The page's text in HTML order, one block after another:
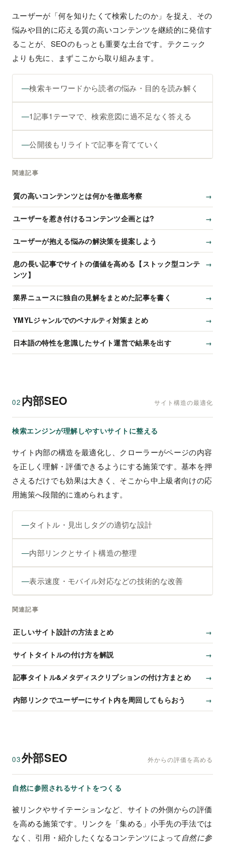
ユーザーが「何を知りたくて検索したのか」を捉え、その
悩みや目的に応える質の高いコンテンツを継続的に発信す
ることが、SEOのもっとも重要な土台です。テクニック
よりも先に、まずここから取り組みます。
検索キーワードから読者の悩み・目的を読み解く
1記事1テーマで、検索意図に過不足なく答える
公開後もリライトで記事を育てていく
関連記事
質の高いコンテンツとは何かを徹底考察
ユーザーを惹き付けるコンテンツ企画とは?
ユーザーが抱える悩みの解決策を提案しよう
息の長い記事でサイトの価値を高める【ストック型コンテ
ンツ】
業界ニュースに独自の見解をまとめた記事を書く
YMYLジャンルでのペナルティ対策まとめ
日本語の特性を意識したサイト運営で結果を出す
02 内部SEO サイト構造の最適化
検索エンジンが理解しやすいサイトに整える
サイト内部の構造を最適化し、クローラーがページの内容
を正しく理解・評価できるようにする施策です。基本を押
さえるだけでも効果は大きく、そこから中上級者向けの応
用施策へ段階的に進められます。
タイトル・見出しタグの適切な設計
内部リンクとサイト構造の整理
表示速度・モバイル対応などの技術的な改善
関連記事
正しいサイト設計の方法まとめ
サイトタイトルの付け方を解説
記事タイトル&メタディスクリプションの付け方まとめ
内部リンクでユーザーにサイト内を周回してもらおう
03外部SEO 外からの評価を高める
自然に参照されるサイトをつくる
被リンクやサイテーションなど、サイトの外側からの評価
を高める施策です。リンクを「集める」小手先の手法では
なく、引用・紹介したくなるコンテンツによって自然に参